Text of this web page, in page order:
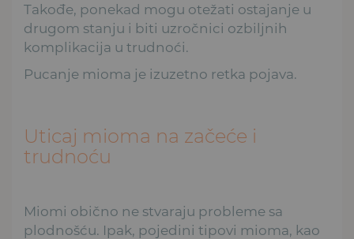
Takođe, ponekad mogu otežati ostajanje u
drugom stanju i biti uzročnici ozbiljnih
komplikacija u trudnoći.
Pucanje mioma je izuzetno retka pojava.
Uticaj mioma na začeće i
trudnoću
Miomi obično ne stvaraju probleme sa
plodnošću. Ipak, pojedini tipovi mioma, kao